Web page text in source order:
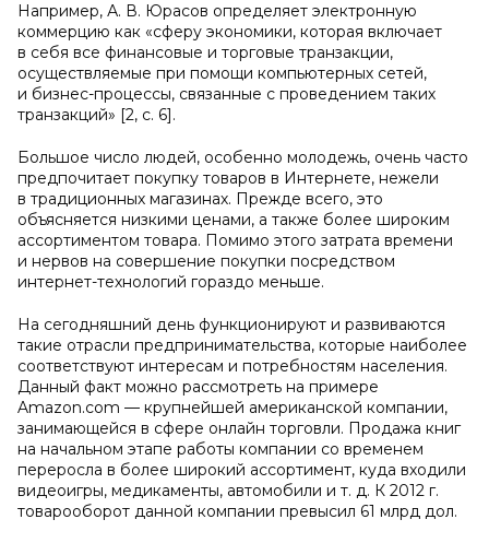
Например, А. В. Юрасов определяет электронную
коммерцию как «сферу экономики, которая включает
в себя все финансовые и торговые транзакции,
осуществляемые при помощи компьютерных сетей,
и бизнес-процессы, связанные с проведением таких
транзакций» [2, с. 6].
Большое число людей, особенно молодежь, очень часто
предпочитает покупку товаров в Интернете, нежели
в традиционных магазинах. Прежде всего, это
объясняется низкими ценами, а также более широким
ассортиментом товара. Помимо этого затрата времени
и нервов на совершение покупки посредством
интернет-технологий гораздо меньше.
На сегодняшний день функционируют и развиваются
такие отрасли предпринимательства, которые наиболее
соответствуют интересам и потребностям населения.
Данный факт можно рассмотреть на примере
Amazon.com — крупнейшей американской компании,
занимающейся в сфере онлайн торговли. Продажа книг
на начальном этапе работы компании со временем
переросла в более широкий ассортимент, куда входили
видеоигры, медикаменты, автомобили и т. д. К 2012 г.
товарооборот данной компании превысил 61 млрд дол.